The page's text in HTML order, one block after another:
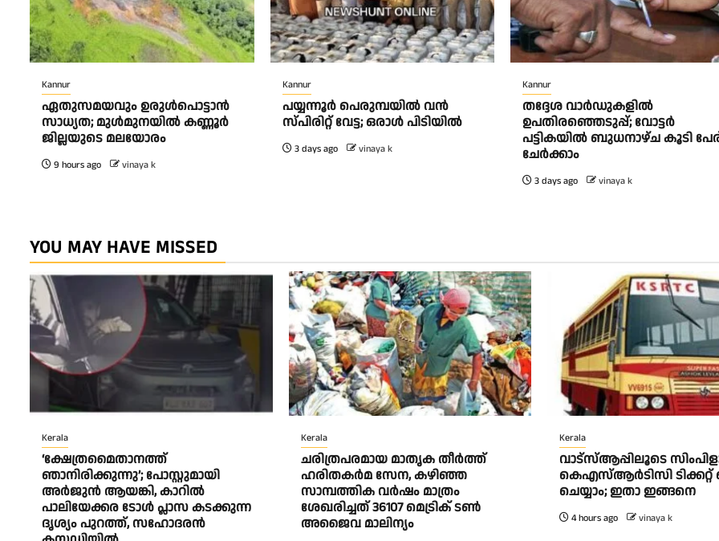
Kannur
ഏതുസമയവും ഉരുൾപൊട്ടാൻ
സാധ്യത; മുൾമുനയിൽ കണ്ണൂർ
ജില്ലയുടെ മലയോരം
9 hours ago vinaya k
Kannur
പയ്യന്നൂർ പെരുമ്പയിൽ വൻ
സ്‌പിരിറ്റ് വേട്ട; ഒരാൾ പിടിയിൽ
3 days ago vinaya k
Kannur
തദ്ദേശ വാർഡുകളിൽ
ഉപതിരഞ്ഞെടുപ്പ്; വോട്ടർ
പട്ടികയിൽ ബുധനാഴ്ച കൂടി
ചേർക്കാം
3 days ago vinaya k
YOU MAY HAVE MISSED
Kerala
‘ക്ഷേത്രമൈതാനത്ത്
ഞാനിരിക്കുന്നു’; പോസ്റ്റുമായി
അർജുൻ ആയങ്കി, കാറിൽ
പാലിയേക്കര ടോൾ പ്ലാസ കടക്കുന്ന
ദൃശ്യം പുറത്ത്, സഹോദരൻ
Kerala
ചരിത്രപരമായ മാതൃക തീര്‍ത്ത്
ഹരിതകര്‍മ സേന, കഴിഞ്ഞ
സാമ്പത്തിക വര്‍ഷം മാത്രം
ശേഖരിച്ചത് 36107 മെട്രിക് ടണ്‍
അജൈവ മാലിന്യം
Kerala
വാട്‌സ്ആപ്പിലൂടെ
കെഎസ്ആര്‍ടിസി
ചെയ്യാം; ഇതാ ഇങ്ങനെ
4 hours ago vinaya k